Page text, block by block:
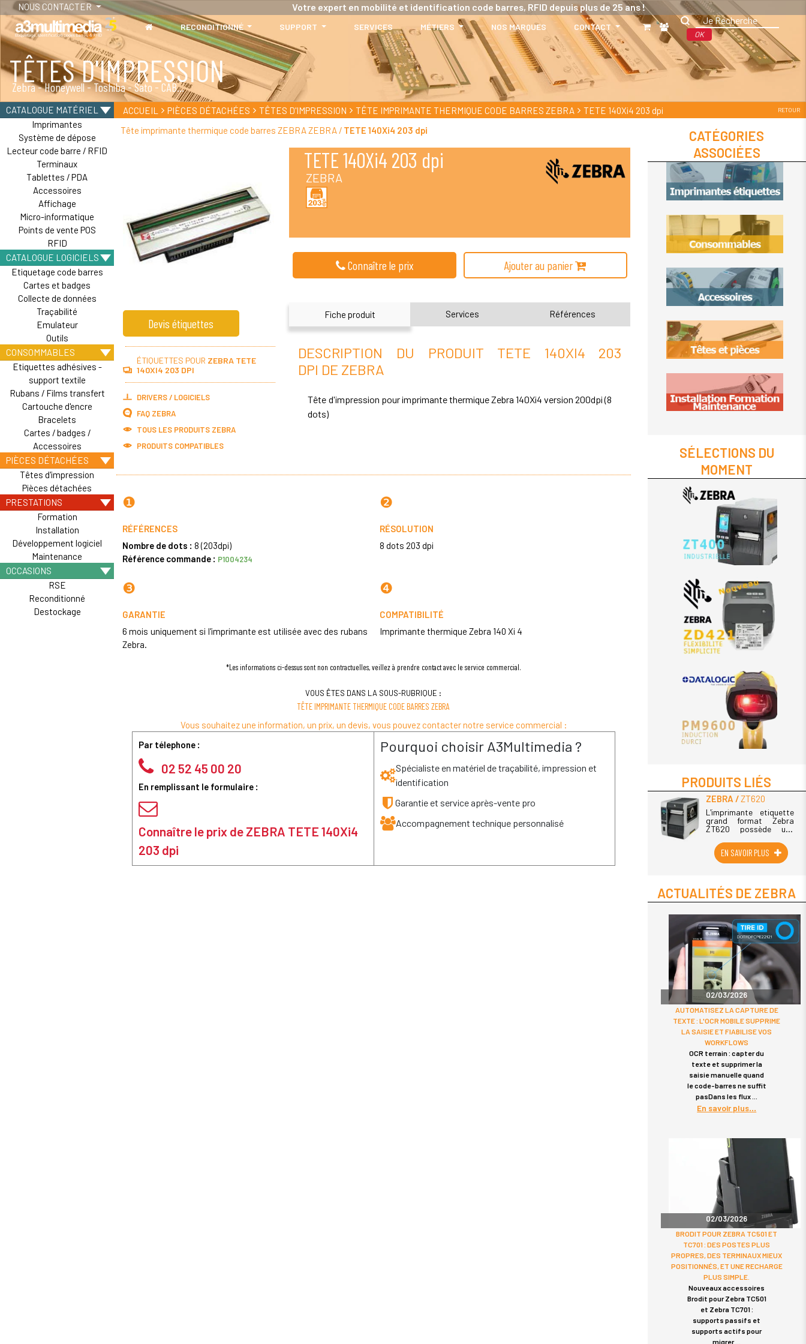
NOUS CONTACTER Votre expert en mobilité et identification code barres, RFID depuis plus de 25 ans !
RECONDITIONNÉ SUPPORT SERVICES MÉTIERS NOS MARQUES CONTACT
OK
TÊTES D'IMPRESSION
Zebra - Honeywell - Toshiba - Sato - CAB...
PIÈCES DÉTACHÉES
Imprimantes - Lecteurs - Terminaux
CATALOGUE MATÉRIEL
Imprimantes
Système de dépose
Lecteur code barre / RFID
Terminaux
Tablettes / PDA
Accessoires
Affichage
Micro-informatique
Points de vente POS
RFID
CATALOGUE LOGICIELS
Etiquetage code barres
Cartes et badges
Collecte de données
Traçabilité
Emulateur
Outils
CONSOMMABLES
Etiquettes adhésives -
support textile
Rubans / Films transfert
Cartouche d'encre
Bracelets
Cartes / badges /
Accessoires
PIÈCES DÉTACHÉES
Têtes d'impression
Pièces détachées
PRESTATIONS
Formation
Installation
Développement logiciel
Maintenance
OCCASIONS
RSE
Reconditionné
Destockage
ACCUEIL PIÈCES DÉTACHÉES TÊTES D'IMPRESSION TÊTE IMPRIMANTE THERMIQUE CODE BARRES ZEBRA TETE 140Xi4 203 dpi RETOUR
Tête imprimante thermique code barres ZEBRA ZEBRA / TETE 140Xi4 203 dpi
Devis étiquettes
ÉTIQUETTES POUR ZEBRA TETE
140XI4 203 DPI
DRIVERS / LOGICIELS
FAQ ZEBRA
TOUS LES PRODUITS ZEBRA
PRODUITS COMPATIBLES
TETE 140Xi4 203 dpi
ZEBRA
Connaître le prix Ajouter au panier
Fiche produit Services Références
DESCRIPTION DU PRODUIT TETE 140XI4 203
DPI DE ZEBRA
Tête d'impression pour imprimante thermique Zebra 140Xi4 version 200dpi (8
dots)
❶
RÉFÉRENCES
Nombre de dots : 8 (203dpi)
Référence commande : P1004234
❷
RÉSOLUTION
8 dots 203 dpi
❸
GARANTIE
6 mois uniquement si l'imprimante est utilisée avec des rubans
Zebra.
❹
COMPATIBILITÉ
Imprimante thermique Zebra 140 Xi 4
*Les informations ci-dessus sont non contractuelles, veillez à prendre contact avec le service commercial.
VOUS ÊTES DANS LA SOUS-RUBRIQUE :
TÊTE IMPRIMANTE THERMIQUE CODE BARRES ZEBRA
Vous souhaitez une information, un prix, un devis, vous pouvez contacter notre service commercial :
Par télephone :
02 52 45 00 20
En remplissant le formulaire :
Connaître le prix de ZEBRA TETE 140Xi4
203 dpi
Pourquoi choisir A3Multimedia ?
Spécialiste en matériel de traçabilité, impression et
identification
Garantie et service après-vente pro
Accompagnement technique personnalisé
CATÉGORIES
ASSOCIÉES
SÉLECTIONS DU
MOMENT
PRODUITS LIÉS
ZEBRA ZT620
L'imprimante etiquette
grand format Zebra
ZT620 possède une
performances
exceptionnelles dans
une plateforme
que soient vos sujets
(...)
EN SAVOIR PLUS
ACTUALITÉS DE ZEBRA
02/03/2026
AUTOMATISEZ LA CAPTURE DE
TEXTE : L'OCR MOBILE SUPPRIME
LA SAISIE ET FIABILISE VOS
WORKFLOWS
OCR terrain : capter du
texte et supprimer la
saisie manuelle quand
le code-barres ne suffit
pasDans les flux
En savoir plus
02/03/2026
BRODIT POUR ZEBRA TC501 ET
TC701 : DES POSTES PLUS
PROPRES, DES TERMINAUX MIEUX
POSITIONNÉS, ET UNE RECHARGE
PLUS SIMPLE.
Nouveaux accessoires
Brodit pour Zebra TC501
et Zebra TC701 :
supports passifs et
supports actifs pour
migrer